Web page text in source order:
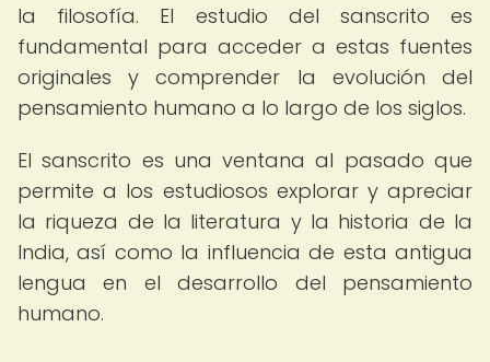
la filosofía. El estudio del sanscrito es
fundamental para acceder a estas fuentes
originales y comprender la evolución del
pensamiento humano a lo largo de los siglos.
El sanscrito es una ventana al pasado que
permite a los estudiosos explorar y apreciar
la riqueza de la literatura y la historia de la
India, así como la influencia de esta antigua
lengua en el desarrollo del pensamiento
humano.